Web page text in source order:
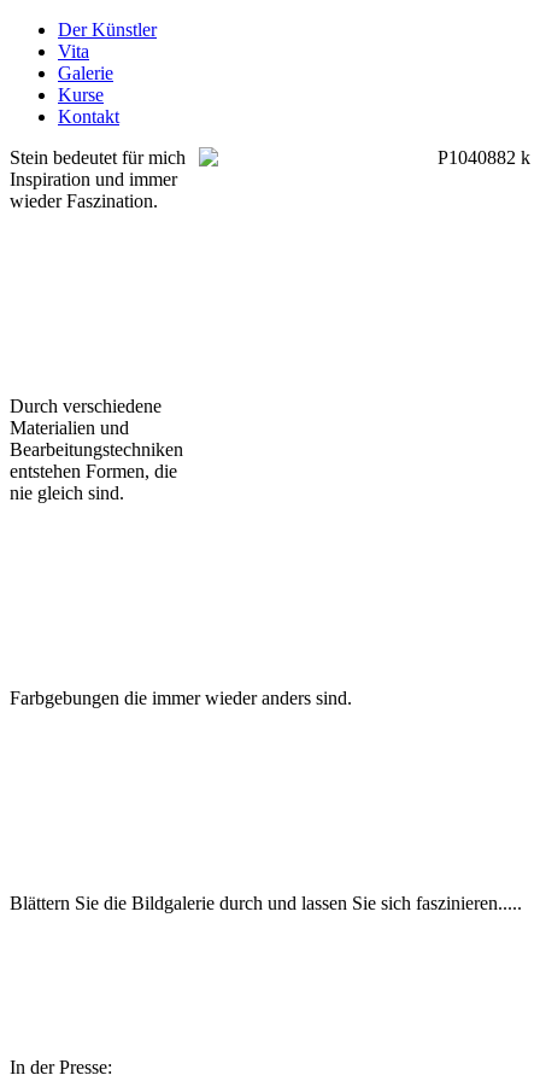
Der Künstler
Vita
Galerie
Kurse
Kontakt
Stein bedeutet für mich
Inspiration und immer
wieder Faszination.
Durch verschiedene
Materialien und
Bearbeitungstechniken
entstehen Formen, die
nie gleich sind.
Farbgebungen die immer wieder anders sind.
Blättern Sie die Bildgalerie durch und lassen Sie sich faszinieren.....
In der Presse: